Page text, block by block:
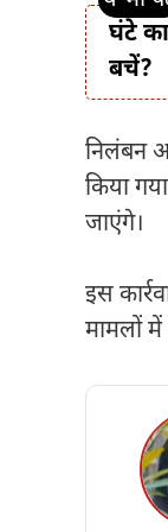
घंटे
बचें?
निलंबन
किया
जाएंगे।
इस
मामलों में